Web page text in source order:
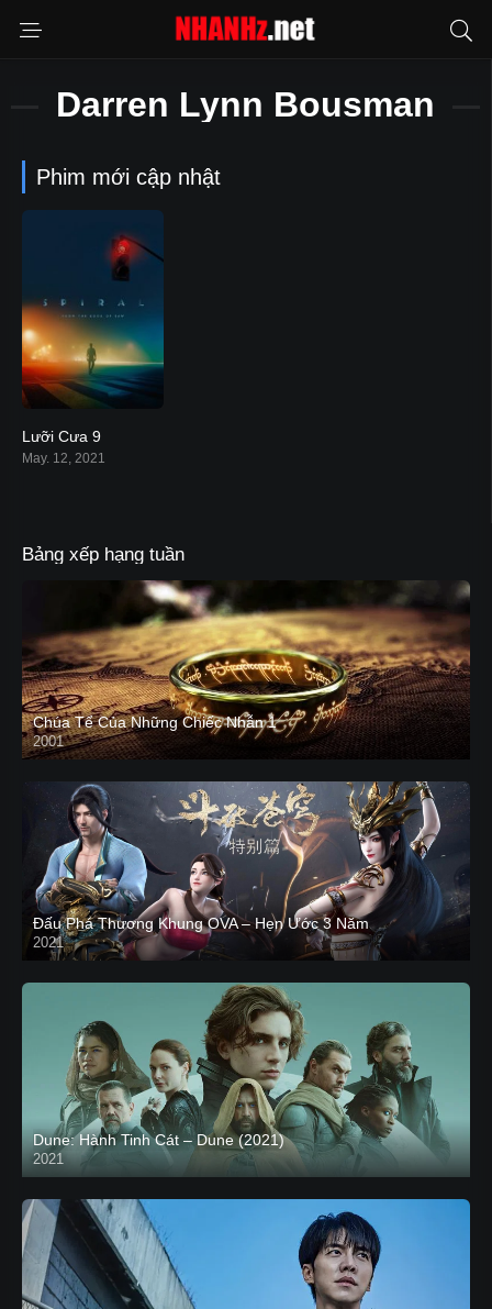
Darren Lynn Bousman
Phim mới cập nhật
Lưỡi Cưa 9
May. 12, 2021
Bảng xếp hạng tuần
Chúa Tể Của Những Chiếc Nhẫn 1
2001
Đấu Phá Thương Khung OVA – Hẹn Ước 3 Năm
2021
Dune: Hành Tinh Cát – Dune (2021)
2021
HD VIETSUB